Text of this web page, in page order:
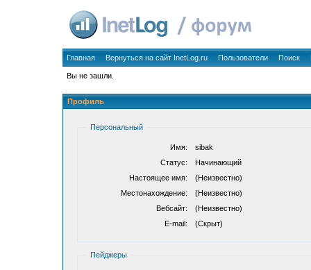
Главная Вернуться на сайт InetLog.ru Пользователи Поиск
Вы не зашли.
Профиль
Персональный
Имя:
sibak
Статус:
Начинающий
Настоящее имя:
(Неизвестно)
Местонахождение:
(Неизвестно)
Вебсайт:
(Неизвестно)
E-mail:
(Скрыт)
Пейджеры